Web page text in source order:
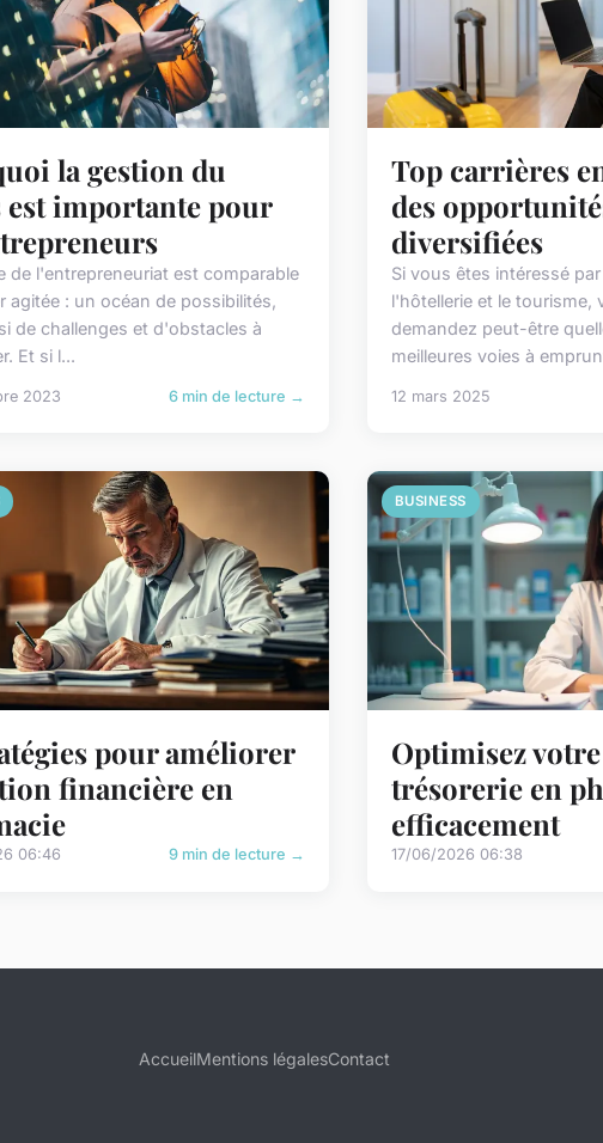
la gestion du
est importante pour
de l'entrepreneuriat est comparable
agitée : un océan de possibilités,
de challenges et d'obstacles à
Et si l...
2023 6 min de lecture →
Top carrières
des
diversifiées
Si vous êtes intéressé
l'hôtellerie et le tourisme,
demandez peut-être
meilleures voies à
12 mars 2025
pour améliorer
financière en
06:46 9 min de lecture →
BUSINESS
Optimisez
trésorerie en
efficacement
17/06/2026 06:38
AccueilMentions légalesContact